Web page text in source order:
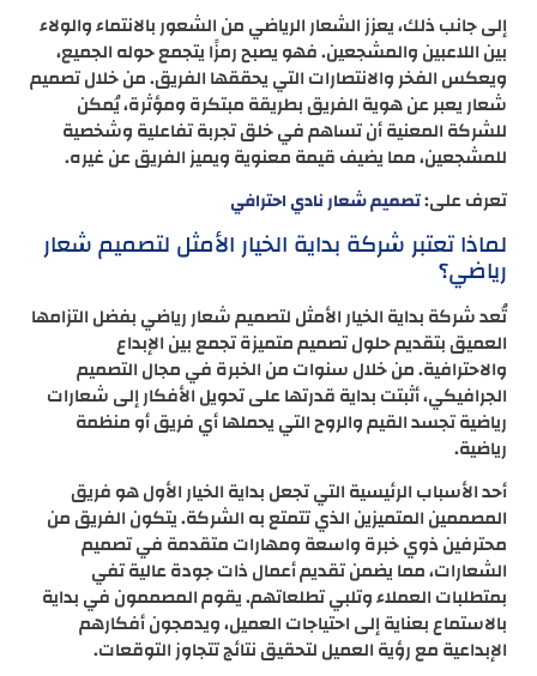
إلى جانب ذلك، يعزز الشعار الرياضي من الشعور بالانتماء والولاء
بين اللاعبين والمشجعين. فهو يصبح رمزًا يتجمع حوله الجميع،
ويعكس الفخر والانتصارات التي يحققها الفريق. من خلال تصميم
شعار يعبر عن هوية الفريق بطريقة مبتكرة ومؤثرة، يُمكن
للشركة المعنية أن تساهم في خلق تجربة تفاعلية وشخصية
للمشجعين، مما يضيف قيمة معنوية ويميز الفريق عن غيره.
تعرف على:تصميم شعار نادي احترافي
لماذا تعتبر شركة بداية الخيار الأمثل لتصميم شعار
رياضي؟
تُعد شركة بداية الخيار الأمثل لتصميم شعار رياضي بفضل التزامها
العميق بتقديم حلول تصميم متميزة تجمع بين الإبداع
والاحترافية. من خلال سنوات من الخبرة في مجال التصميم
الجرافيكي، أثبتت بداية قدرتها على تحويل الأفكار إلى شعارات
رياضية تجسد القيم والروح التي يحملها أي فريق أو منظمة
رياضية.
أحد الأسباب الرئيسية التي تجعل بداية الخيار الأول هو فريق
المصممين المتميزين الذي تتمتع به الشركة. يتكون الفريق من
محترفين ذوي خبرة واسعة ومهارات متقدمة في تصميم
الشعارات، مما يضمن تقديم أعمال ذات جودة عالية تفي
بمتطلبات العملاء وتلبي تطلعاتهم. يقوم المصممون في بداية
بالاستماع بعناية إلى احتياجات العميل، ويدمجون أفكارهم
الإبداعية مع رؤية العميل لتحقيق نتائج تتجاوز التوقعات.